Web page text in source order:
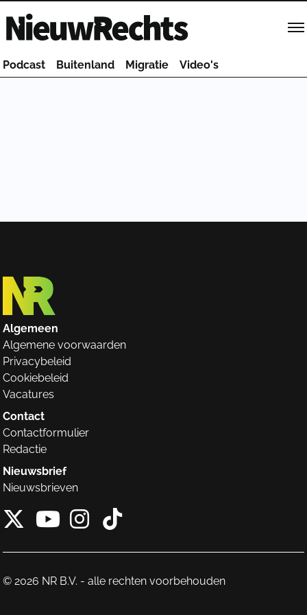
Homepage van NieuwRechts
Podcast Buitenland Migratie Video's
Algemeen
Algemene voorwaarden
Privacybeleid
Cookiebeleid
Vacatures
Contact
Contactformulier
Redactie
Nieuwsbrief
Nieuwsbrieven
X van NieuwRechts
Instagram van
Tiktok van
© 2026 NR B.V. - alle rechten voorbehouden